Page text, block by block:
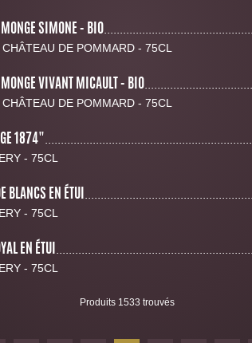
SIMONE - BIO
DE POMMARD - 75CL
VIVANT MICAULT - BIO
DE POMMARD - 75CL
1874"
- 75CL
BLANCS EN ÉTUI
- 75CL
EN ÉTUI
- 75CL
Produits 1533 trouvés